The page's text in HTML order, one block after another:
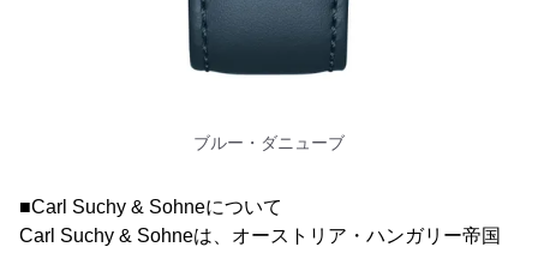
ブルー・ダニューブ
■Carl Suchy & Sohneについて
Carl Suchy & Sohneは、オーストリア・ハンガリー帝国